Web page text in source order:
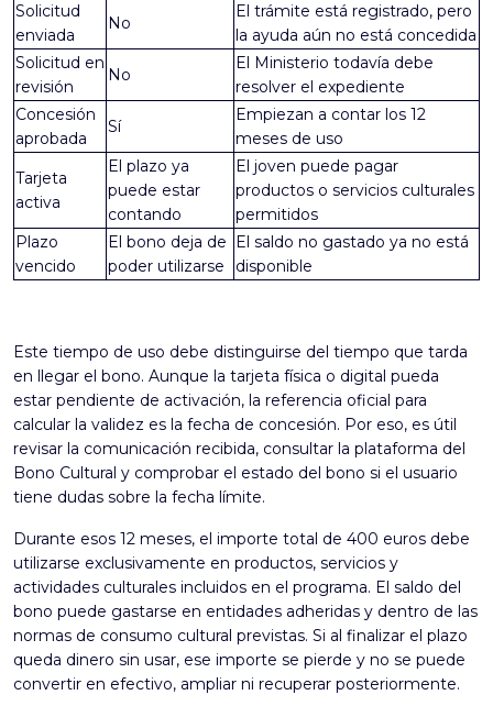
Solicitud
enviada
No
El trámite está registrado, pero
la ayuda aún no está concedida
Solicitud en
revisión
No
El Ministerio todavía debe
resolver el expediente
Concesión
aprobada
Sí
Empiezan a contar los 12
meses de uso
Tarjeta
activa
El plazo ya
puede estar
contando
El joven puede pagar
productos o servicios culturales
permitidos
Plazo
vencido
El bono deja de
poder utilizarse
El saldo no gastado ya no está
disponible
Este tiempo de uso debe distinguirse del tiempo que tarda
en llegar el bono. Aunque la tarjeta física o digital pueda
estar pendiente de activación, la referencia oficial para
calcular la validez es la fecha de concesión. Por eso, es útil
revisar la comunicación recibida, consultar la plataforma del
Bono Cultural y comprobar el estado del bono si el usuario
tiene dudas sobre la fecha límite.
Durante esos 12 meses, el importe total de 400 euros debe
utilizarse exclusivamente en productos, servicios y
actividades culturales incluidos en el programa. El saldo del
bono puede gastarse en entidades adheridas y dentro de las
normas de consumo cultural previstas. Si al finalizar el plazo
queda dinero sin usar, ese importe se pierde y no se puede
convertir en efectivo, ampliar ni recuperar posteriormente.